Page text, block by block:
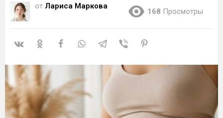
от Лариса Маркова
168 Просмотры